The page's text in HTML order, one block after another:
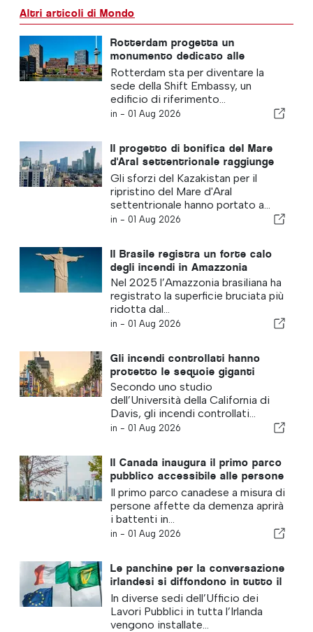
Altri articoli di Mondo
Rotterdam progetta un
monumento dedicato alle
soluzioni sostenibili
Rotterdam sta per diventare la
sede della Shift Embassy, un
edificio di riferimento...
in - 01 Aug 2026
Il progetto di bonifica del Mare
d'Aral settentrionale raggiunge
un traguardo fondamentale
Gli sforzi del Kazakistan per il
ripristino del Mare d'Aral
settentrionale hanno portato a...
in - 01 Aug 2026
Il Brasile registra un forte calo
degli incendi in Amazzonia
Nel 2025 l’Amazzonia brasiliana ha
registrato la superficie bruciata più
ridotta dal...
in - 01 Aug 2026
Gli incendi controllati hanno
protetto le sequoie giganti
Secondo uno studio
dell’Università della California di
Davis, gli incendi controllati...
in - 01 Aug 2026
Il Canada inaugura il primo parco
pubblico accessibile alle persone
affette da demenza
Il primo parco canadese a misura di
persone affette da demenza aprirà
i battenti in...
in - 01 Aug 2026
Le panchine per la conversazione
irlandesi si diffondono in tutto il
Paese
In diverse sedi dell’Ufficio dei
Lavori Pubblici in tutta l’Irlanda
vengono installate...